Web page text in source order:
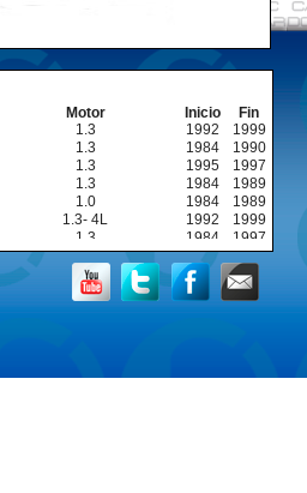
Motor Inicio
Fin
1.3 1992
1999
1.3 1984
1990
1.3 1995
1997
1.3 1984
1989
1.0 1984
1989
1.3- 4L 1992
1999
1.3 1984
1997
1.3 1984
1989
1.0 1984
1989
1.3- 4L 1992 1999